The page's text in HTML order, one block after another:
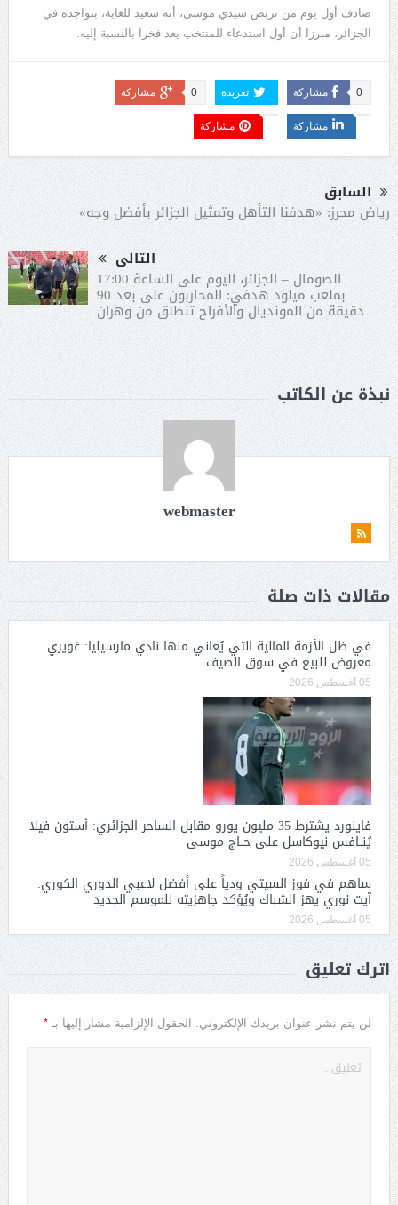
صادف أول يوم من تربص سيدي موسى، أنه سعيد للغاية، بتواجده في
الجزائر، مبرزا أن أول استدعاء للمنتخب يعد فخرا بالنسبة إليه
مشاركة 0 تغريدة مشاركة 0
مشاركة مشاركة
السابق
رياض محرز: «هدفنا التأهل وتمثيل الجزائر بأفضل وجه»
التالى
الصومال – الجزائر، اليوم على الساعة 17:00
بملعب ميلود هدفي: المحاربون على بعد 90
دقيقة من المونديال والأفراح تنطلق من وهران
نبذة عن الكاتب
webmaster
مقالات ذات صلة
في ظل الأزمة المالية التي يُعاني منها نادي مارسيليا: غويري
معروض للبيع في سوق الصيف
05 أغسطس 2026
فاينورد يشترط 35 مليون يورو مقابل الساحر الجزائري: أستون فيلا
يُنــافس نيوكاسل على حــاج موسى
05 أغسطس 2026
ساهم في فوز السيتي ودياً على أفضل لاعبي الدوري الكوري:
آيت نوري يهز الشباك ويُؤكد جاهزيته للموسم الجديد
05 أغسطس 2026
أترك تعليق
لن يتم نشر عنوان بريدك الإلكتروني. الحقول الإلزامية مشار إليها بـ *